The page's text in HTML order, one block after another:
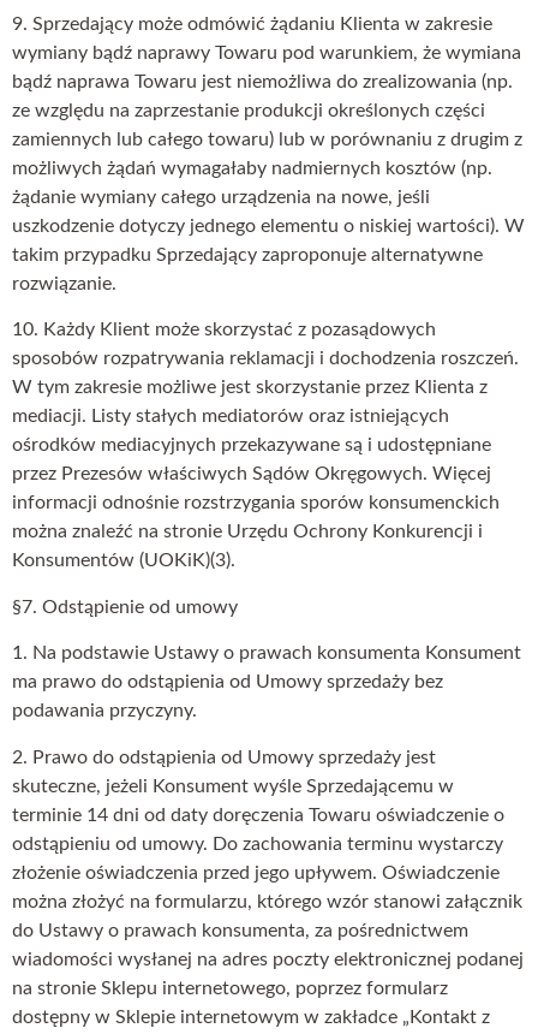
9. Sprzedający może odmówić żądaniu Klienta w zakresie
wymiany bądź naprawy Towaru pod warunkiem, że wymiana
bądź naprawa Towaru jest niemożliwa do zrealizowania (np.
ze względu na zaprzestanie produkcji określonych części
zamiennych lub całego towaru) lub w porównaniu z drugim z
możliwych żądań wymagałaby nadmiernych kosztów (np.
żądanie wymiany całego urządzenia na nowe, jeśli
uszkodzenie dotyczy jednego elementu o niskiej wartości). W
takim przypadku Sprzedający zaproponuje alternatywne
rozwiązanie.
10. Każdy Klient może skorzystać z pozasądowych
sposobów rozpatrywania reklamacji i dochodzenia roszczeń.
W tym zakresie możliwe jest skorzystanie przez Klienta z
mediacji. Listy stałych mediatorów oraz istniejących
ośrodków mediacyjnych przekazywane są i udostępniane
przez Prezesów właściwych Sądów Okręgowych. Więcej
informacji odnośnie rozstrzygania sporów konsumenckich
można znaleźć na stronie Urzędu Ochrony Konkurencji i
Konsumentów (UOKiK)(3).
§7. Odstąpienie od umowy
1. Na podstawie Ustawy o prawach konsumenta Konsument
ma prawo do odstąpienia od Umowy sprzedaży bez
podawania przyczyny.
2. Prawo do odstąpienia od Umowy sprzedaży jest
skuteczne, jeżeli Konsument wyśle Sprzedającemu w
terminie 14 dni od daty doręczenia Towaru oświadczenie o
odstąpieniu od umowy. Do zachowania terminu wystarczy
złożenie oświadczenia przed jego upływem. Oświadczenie
można złożyć na formularzu, którego wzór stanowi załącznik
do Ustawy o prawach konsumenta, za pośrednictwem
wiadomości wysłanej na adres poczty elektronicznej podanej
na stronie Sklepu internetowego, poprzez formularz
dostępny w Sklepie internetowym w zakładce „Kontakt z